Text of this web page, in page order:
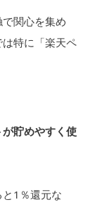
関心を集め
特に「楽天ペ
貯めやすく使
1％還元な